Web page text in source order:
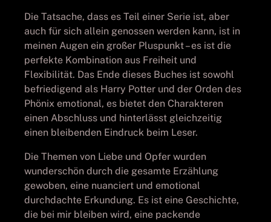
Die Tatsache, dass es Teil einer Serie ist, aber
auch für sich allein genossen werden kann, ist in
meinen Augen ein großer Pluspunkt – es ist die
perfekte Kombination aus Freiheit und
Flexibilität. Das Ende dieses Buches ist sowohl
befriedigend als Harry Potter und der Orden des
Phönix emotional, es bietet den Charakteren
einen Abschluss und hinterlässt gleichzeitig
einen bleibenden Eindruck beim Leser.
Die Themen von Liebe und Opfer wurden
wunderschön durch die gesamte Erzählung
gewoben, eine nuanciert und emotional
durchdachte Erkundung. Es ist eine Geschichte,
die bei mir bleiben wird, eine packende